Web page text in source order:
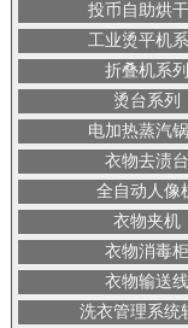
投币自助烘
工业烫平机
折叠机系列
烫台系列
电加热蒸汽
衣物去渍台
全自动人像
衣物夹机
衣物消毒柜
衣物输送线
洗衣管理系统